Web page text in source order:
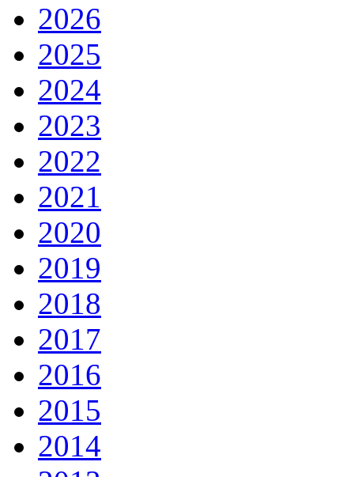
2026
2025
2024
2023
2022
2021
2020
2019
2018
2017
2016
2015
2014